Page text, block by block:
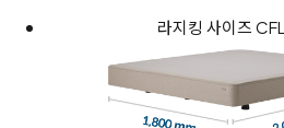
라지킹 사이즈